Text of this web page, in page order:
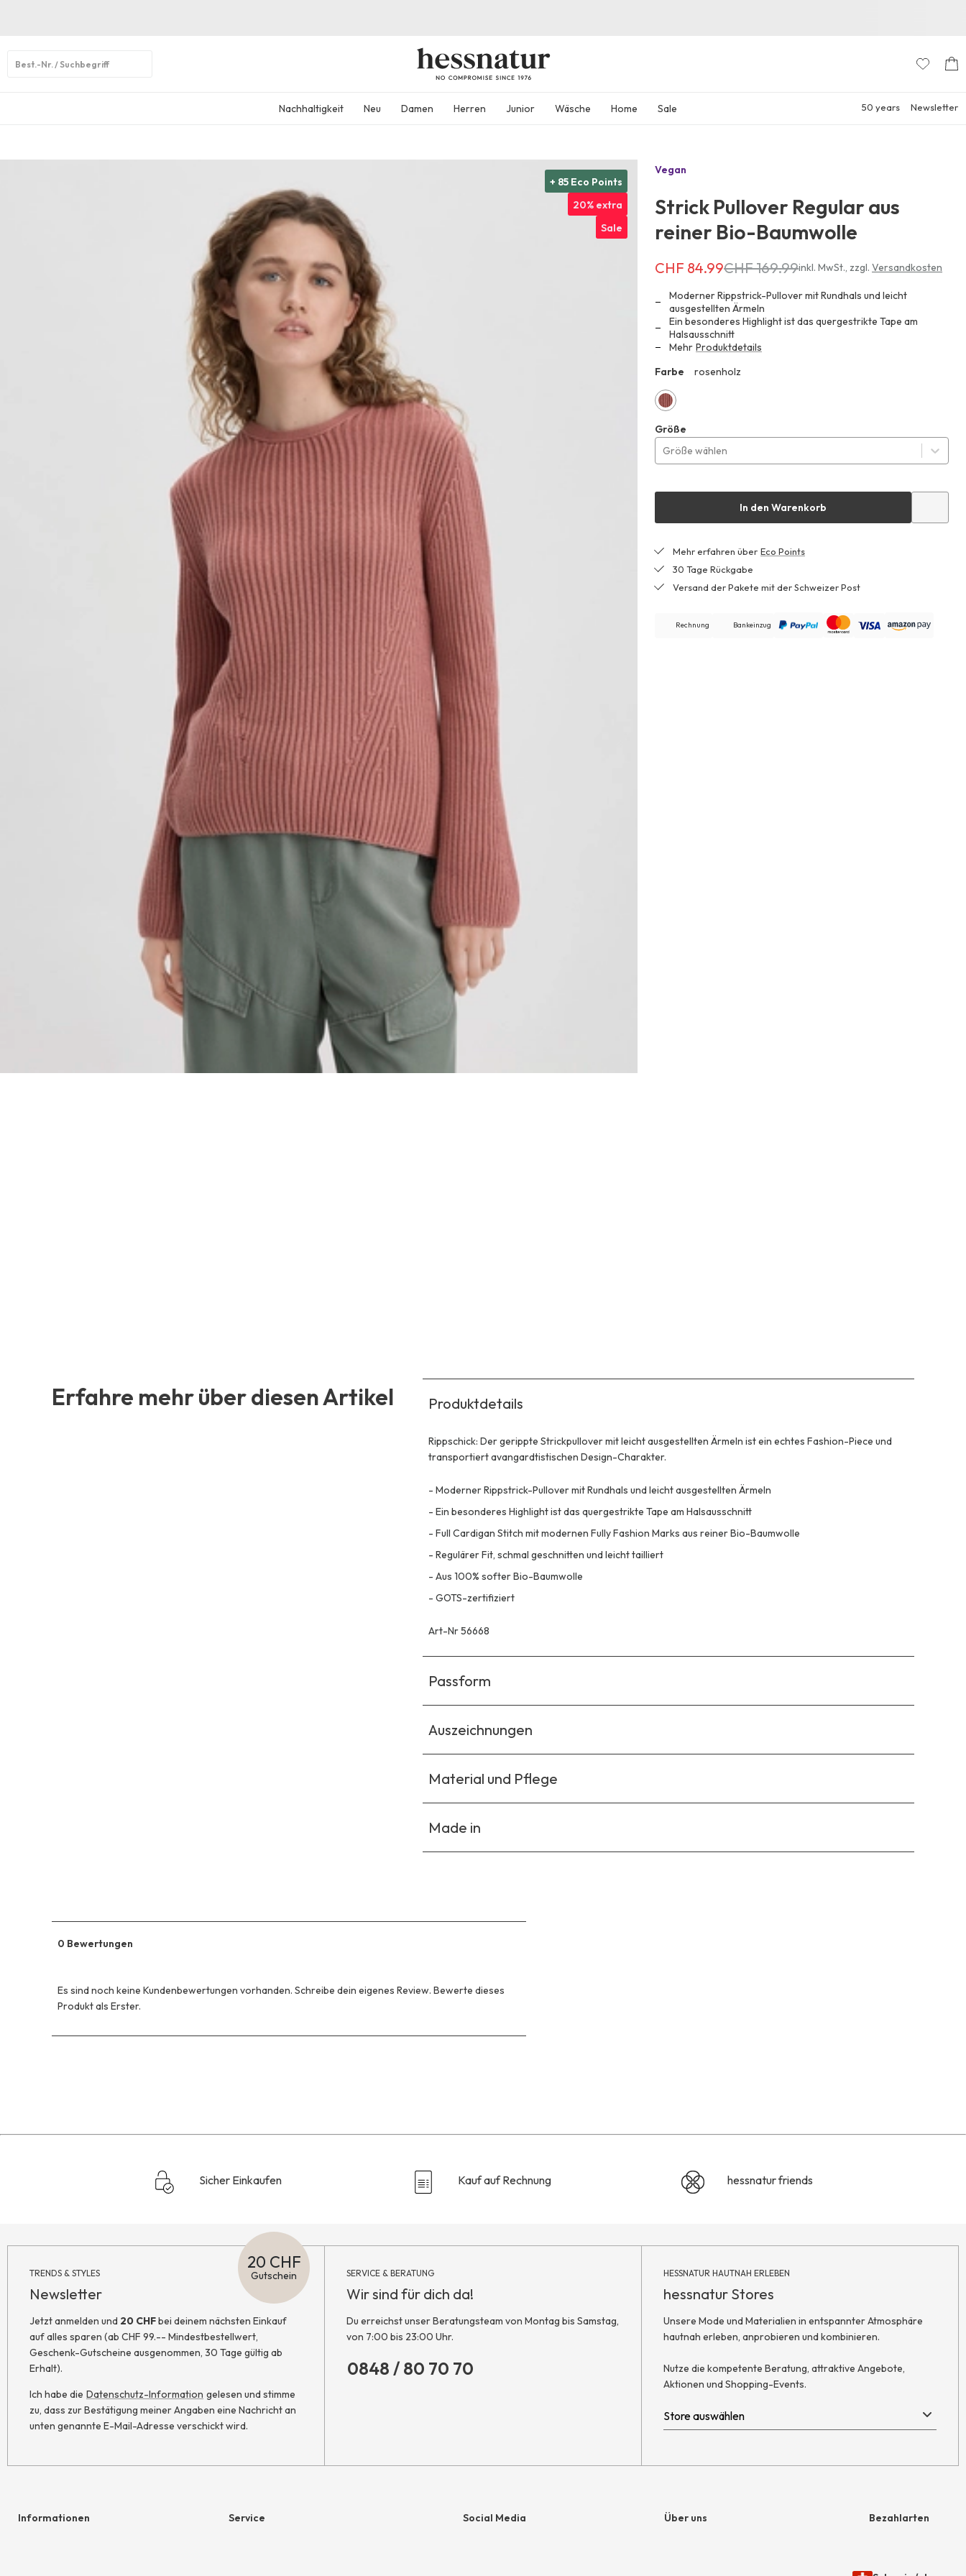
Nachhaltigkeit Neu Damen Herren Junior Wäsche Home Sale 50 years Newsletter
+ 85 Eco Points
20% extra
Sale
Vegan
Strick Pullover Regular aus
reiner Bio-Baumwolle
Erhältlich
CHF 84.99
anstatt
CHF 169.99
CHF 84.99CHF 169.99inkl. MwSt.,zzgl. Versandkosten
Moderner Rippstrick-Pullover mit Rundhals und leicht
ausgestellten Ärmeln
Ein besonderes Highlight ist das quergestrikte Tape am
Halsausschnitt
Mehr Produktdetails
Farbe
rosenholz
Größe
Größe wählen
In den Warenkorb
Mehr erfahren über Eco Points
30 Tage Rückgabe
Versand der Pakete mit der Schweizer Post
Rechnung Bankeinzug
Erfahre mehr über diesen Artikel Produktdetails
Rippschick: Der gerippte Strickpullover mit leicht ausgestellten Ärmeln ist ein echtes Fashion-Piece und
transportiert avangardtistischen Design-Charakter.
- Moderner Rippstrick-Pullover mit Rundhals und leicht ausgestellten Ärmeln
- Ein besonderes Highlight ist das quergestrikte Tape am Halsausschnitt
- Full Cardigan Stitch mit modernen Fully Fashion Marks aus reiner Bio-Baumwolle
- Regulärer Fit, schmal geschnitten und leicht tailliert
- Aus 100% softer Bio-Baumwolle
- GOTS-zertifiziert
Art-Nr 56668
Passform
Auszeichnungen
Material und Pflege
Made in
0 Bewertungen
Es sind noch keine Kundenbewertungen vorhanden. Schreibe dein eigenes Review. Bewerte dieses
Produkt als Erster.
Sicher Einkaufen Kauf auf Rechnung hessnatur friends
TRENDS & STYLES
Newsletter
20 CHF
Gutschein
Jetzt anmelden und 20 CHFbei deinem nächsten Einkauf
auf alles sparen (ab CHF 99.-- Mindestbestellwert,
Geschenk-Gutscheine ausgenommen, 30 Tage gültig ab
Erhalt).
Ich habe die Datenschutz-Information gelesen und stimme
zu, dass zur Bestätigung meiner Angaben eine Nachricht an
unten genannte E-Mail-Adresse verschickt wird.
SERVICE & BERATUNG
Wir sind für dich da!
Du erreichst unser Beratungsteam von Montag bis Samstag,
von 7:00 bis 23:00 Uhr.
0848 / 80 70 70
HESSNATUR HAUTNAH ERLEBEN
hessnatur Stores
Unsere Mode und Materialien in entspannter Atmosphäre
hautnah erleben, anprobieren und kombinieren.
Nutze die kompetente Beratung, attraktive Angebote,
Aktionen und Shopping-Events.
Informationen Service Social Media Über uns Bezahlarten